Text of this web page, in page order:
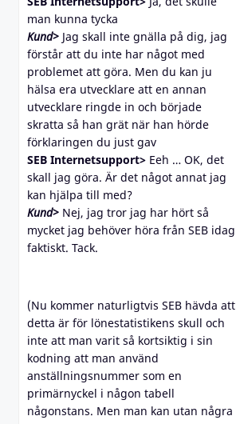
man kunna tycka
Kund> Jag skall inte gnälla på dig, jag
förstår att du inte har något med
problemet att göra. Men du kan ju
hälsa era utvecklare att en annan
utvecklare ringde in och började
skratta så han grät när han hörde
förklaringen du just gav
SEB Internetsupport> Eeh … OK, det
skall jag göra. Är det något annat jag
kan hjälpa till med?
Kund> Nej, jag tror jag har hört så
mycket jag behöver höra från SEB idag
faktiskt. Tack.
(Nu kommer naturligtvis SEB hävda att
detta är för lönestatistikens skull och
inte att man varit så kortsiktig i sin
kodning att man använd
anställningsnummer som en
primärnyckel i någon tabell
någonstans. Men man kan utan några